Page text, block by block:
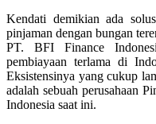
Kendati demikian ada
pinjaman dengan bungan
PT. BFI Finance
pembiayaan terlama di
Eksistensinya yang cukup
adalah sebuah perusahaan
Indonesia saat ini.